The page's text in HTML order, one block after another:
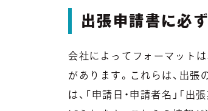
出張申請書に必
会社によってフォーマット
があります。これらは、出
は、「申請日・申請者名」「出